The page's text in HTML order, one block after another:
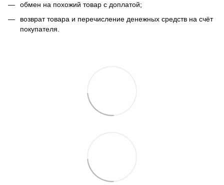
обмен на похожий товар с доплатой;
возврат товара и перечисление денежных средств на счёт
покупателя.